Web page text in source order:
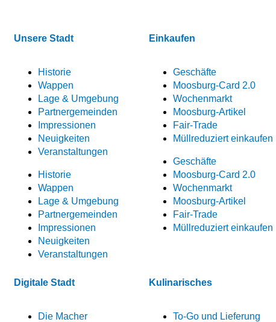
Unsere Stadt
Historie
Wappen
Lage & Umgebung
Partnergemeinden
Impressionen
Neuigkeiten
Veranstaltungen
Historie
Wappen
Lage & Umgebung
Partnergemeinden
Impressionen
Neuigkeiten
Veranstaltungen
Einkaufen
Geschäfte
Moosburg-Card 2.0
Wochenmarkt
Moosburg-Artikel
Fair-Trade
Müllreduziert einkaufen
Geschäfte
Moosburg-Card 2.0
Wochenmarkt
Moosburg-Artikel
Fair-Trade
Müllreduziert einkaufen
Digitale Stadt
Die Macher
Kulinarisches
To-Go und Lieferung